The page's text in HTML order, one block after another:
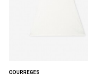
COURREGES